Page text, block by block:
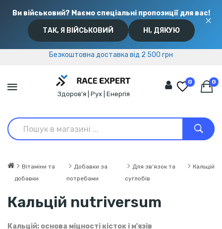
Ви військовий? Маємо спеціальні пропозиції для вас!
ТАК, Я ВІЙСЬКОВИЙ НІ, ДЯКУЮ
✕
Безкоштовна доставка від 2 500 грн
Безкоштовна доставка від 2 500 грн
Здоров’я | Рух | Енергія
0 0
Вітаміни та
добавки
Добавки за
потребами
Для зв’язок та
суглобів
Кальцій
Кальцій nutriversum
Кальцій: основа міцності кісток і м'язів